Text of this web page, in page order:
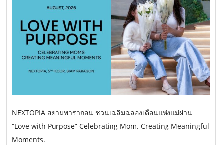
NEXTOPIA สยามพารากอน ชวนเฉลิมฉลองเดือนแห่งแม่ผ่าน
“Love with Purpose” Celebrating Mom. Creating Meaningful
Moments.